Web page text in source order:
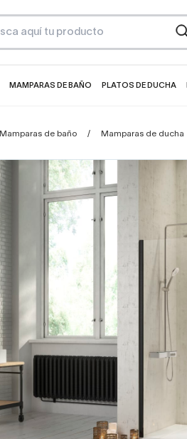
MAMPARAS DE BAÑO PLATOS DE DUCHA
Mamparas de baño Mamparas de ducha